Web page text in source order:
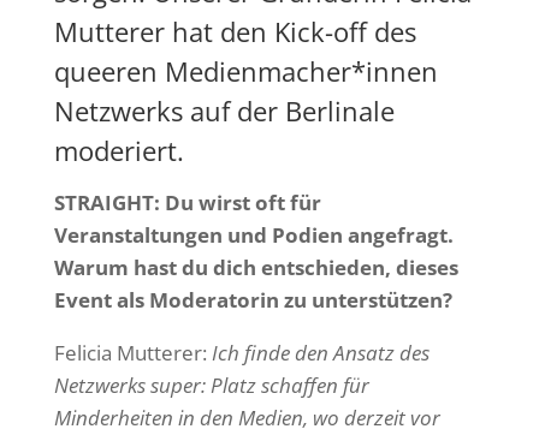
Mutterer hat den Kick-offdes
queeren Medienmacher*innen
Netzwerks auf der Berlinale
moderiert.
STRAIGHT: Du wirst oft für
Veranstaltungen und Podien angefragt.
Warum hast du dich entschieden, dieses
Event als Moderatorin zu unterstützen?
Felicia Mutterer: Ich finde den Ansatz des
Netzwerks super: Platz schaffen für
Minderheiten in den Medien, wo derzeit vor